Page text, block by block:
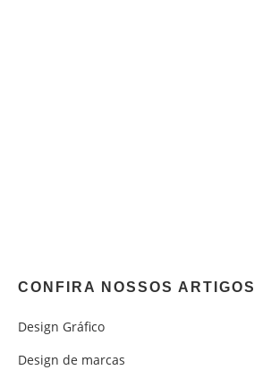
CONFIRA NOSSOS ARTIGOS
Design Gráfico
Design de marcas